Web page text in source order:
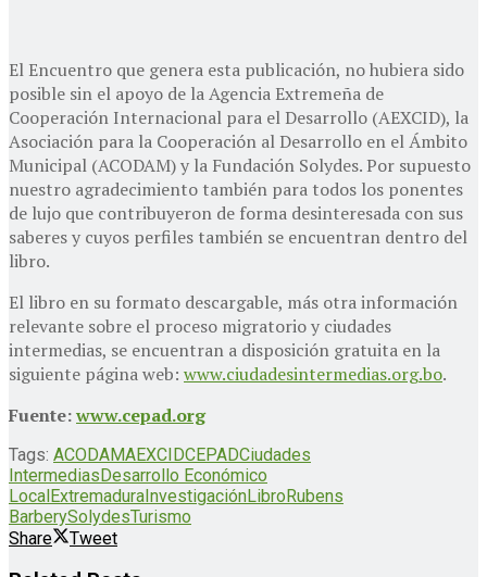
El Encuentro que genera esta publicación, no hubiera sido
posible sin el apoyo de la Agencia Extremeña de
Cooperación Internacional para el Desarrollo (AEXCID), la
Asociación para la Cooperación al Desarrollo en el Ámbito
Municipal (ACODAM) y la Fundación Solydes. Por supuesto
nuestro agradecimiento también para todos los ponentes
de lujo que contribuyeron de forma desinteresada con sus
saberes y cuyos perfiles también se encuentran dentro del
libro.
El libro en su formato descargable, más otra información
relevante sobre el proceso migratorio y ciudades
intermedias, se encuentran a disposición gratuita en la
siguiente página web: www.ciudadesintermedias.org.bo.
Fuente:www.cepad.org
Tags: ACODAMAEXCIDCEPADCiudades
IntermediasDesarrollo Económico
LocalExtremaduraInvestigaciónLibroRubens
BarberySolydesTurismo
Share
Tweet